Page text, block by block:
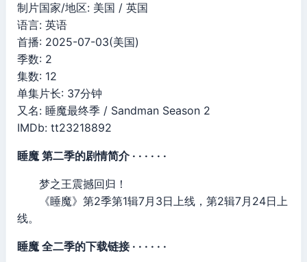
制片国家/地区: 美国 / 英国
语言: 英语
首播: 2025-07-03(美国)
季数: 2
集数: 12
单集片长: 37分钟
又名: 睡魔最终季 / Sandman Season 2
IMDb: tt23218892
睡魔 第二季的剧情简介 · · · · · ·
梦之王震撼回归！
《睡魔》第2季第1辑7月3日上线，第2辑7月24日上
线。
睡魔 全二季的下载链接 · · · · · ·